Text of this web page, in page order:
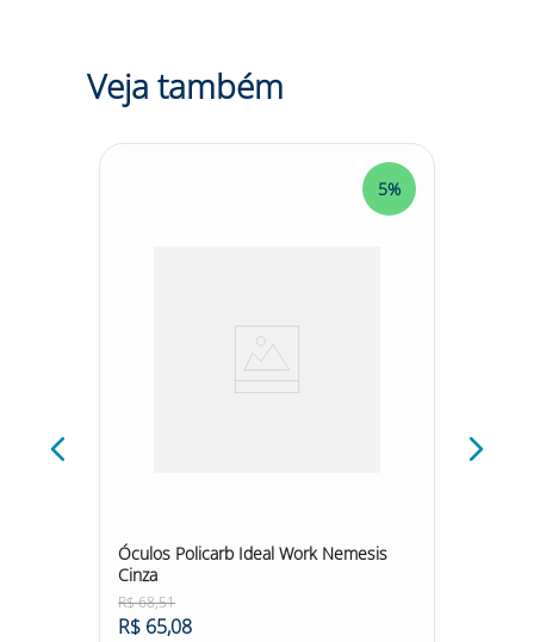
Veja também
5%
Óculos Policarb Ideal Work Nemesis
Cinza
R$68,51
R$ 65,08